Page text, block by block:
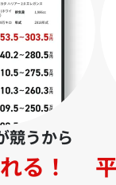
競うから
る！